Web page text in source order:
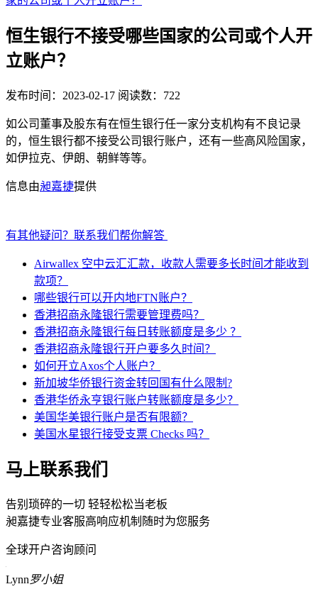
恒生银行不接受哪些国家的公司或个人开
立账户？
发布时间：2023-02-17 阅读数：722
如公司董事及股东有在恒生银行任一家分支机构有不良记录
的，恒生银行都不接受公司银行账户，还有一些高风险国家，
如伊拉克、伊朗、朝鲜等等。
信息由昶嘉捷提供
有其他疑问？联系我们帮你解答
Airwallex 空中云汇汇款，收款人需要多长时间才能收到
款项？
哪些银行可以开内地FTN账户？
香港招商永隆银行需要管理费吗？
香港招商永隆银行每日转账额度是多少 ？
香港招商永隆银行开户要多久时间？
如何开立Axos个人账户？
新加坡华侨银行资金转回国有什么限制?
香港华侨永亨银行账户转账额度是多少？
美国华美银行账户是否有限额？
美国水星银行接受支票 Checks 吗？
马上联系我们
告别琐碎的一切 轻轻松松当老板
昶嘉捷专业客服高响应机制随时为您服务
全球开户咨询顾问
Lynn罗小姐